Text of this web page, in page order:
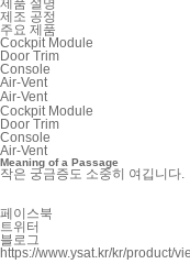
제품 설명
제조 공정
주요 제품
Cockpit Module
Door Trim
Console
Air-Vent
Air-Vent
Cockpit Module
Door Trim
Console
Air-Vent
Meaning of a Passage
작은 궁금증도 소중히 여깁니다.
페이스북
트위터
블로그
https://www.ysat.kr/kr/product/